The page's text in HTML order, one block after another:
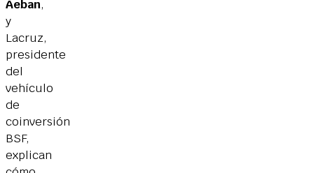
Aeban,
y
Lacruz,
presidente
del
vehículo
de
coinversión
BSF,
explican